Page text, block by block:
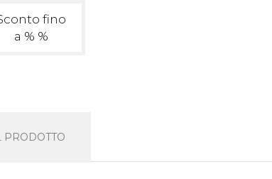
fino
a % %
PRODOTTO